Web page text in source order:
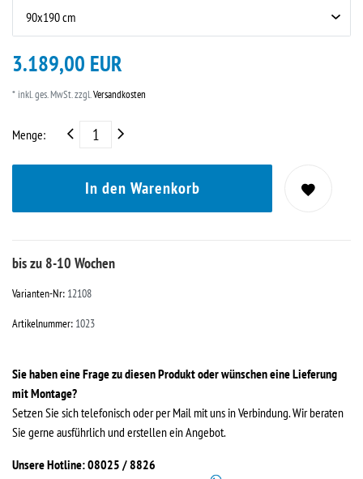
3.189,00 EUR
* inkl. ges. MwSt. zzgl.Versandkosten
Menge:
In den Warenkorb
bis zu 8-10 Wochen
Varianten-Nr: 12108
Artikelnummer: 1023
Sie haben eine Frage zu diesen Produkt oder wünschen eine Lieferung
mit Montage?
Setzen Sie sich telefonisch oder per Mail mit uns in Verbindung. Wir beraten
Sie gerne ausführlich und erstellen ein Angebot.
Unsere Hotline: 08025 / 8826